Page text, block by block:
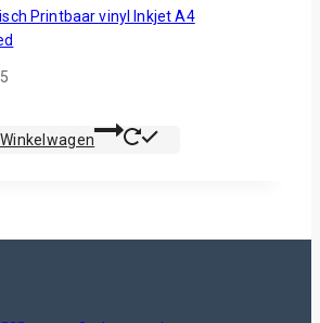
Printbaar vinyl Inkjet A4
Winkelwagen